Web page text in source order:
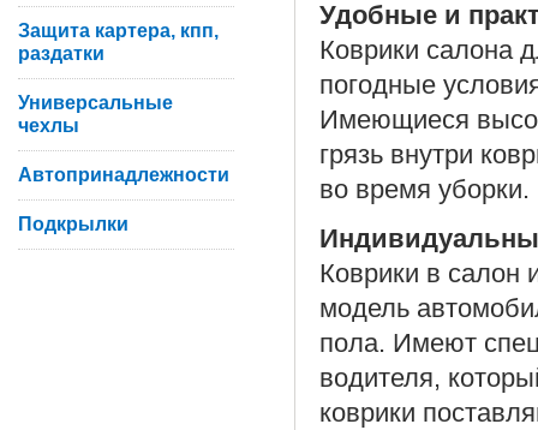
Удобные и
Коврики салона
погодные
Имеющиеся
грязь внутри
во время уборки.
Коврики в салон
модель
пола. Имеют
водителя,
коврики
Защита картера, кпп,
раздатки
Универсальные
чехлы
Автопринадлежности
Подкрылки